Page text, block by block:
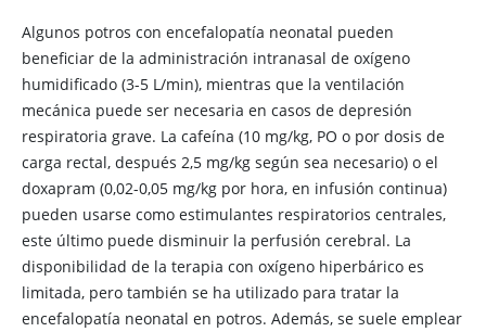
Algunos potros con encefalopatía neonatal pueden
beneficiar de la administración intranasal de oxígeno
humidificado (3-5 L/min), mientras que la ventilación
mecánica puede ser necesaria en casos de depresión
respiratoria grave. La cafeína (10 mg/kg, PO o por dosis de
carga rectal, después 2,5 mg/kg según sea necesario) o el
doxapram (0,02-0,05 mg/kg por hora, en infusión continua)
pueden usarse como estimulantes respiratorios centrales,
este último puede disminuir la perfusión cerebral. La
disponibilidad de la terapia con oxígeno hiperbárico es
limitada, pero también se ha utilizado para tratar la
encefalopatía neonatal en potros. Además, se suele emplear